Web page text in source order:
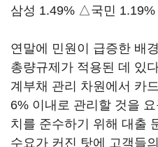
삼성 1.49% △국민
연말에 민원이 급증한 배
총량규제가 적용된 데 있
계부채 관리 차원에서 카
6% 이내로 관리할 것을
치를 준수하기 위해 대출
수요가 커진 탓에 고객들